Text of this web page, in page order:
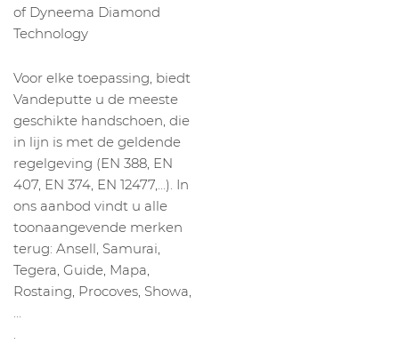
of Dyneema Diamond
Technology
Voor elke toepassing, biedt
Vandeputte u de meeste
geschikte handschoen, die
in lijn is met de geldende
regelgeving (EN 388, EN
407, EN 374, EN 12477,…). In
ons aanbod vindt u alle
toonaangevende merken
terug: Ansell, Samurai,
Tegera, Guide, Mapa,
Rostaing, Procoves, Showa,
…
.